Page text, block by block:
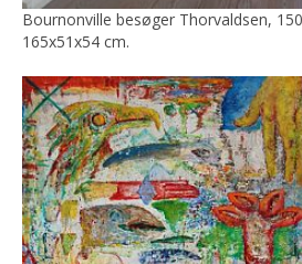
Bournonville besøger Thorvaldsen,
165x51x54 cm.